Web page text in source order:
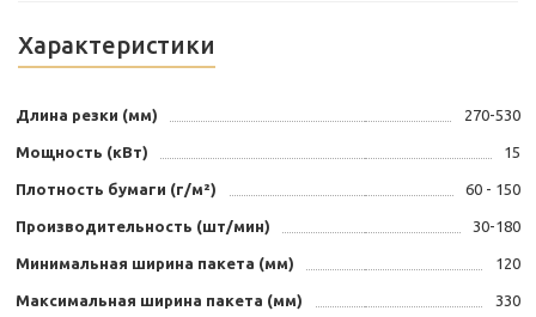
Характеристики
Длина резки (мм) 270-530
Мощность (кВт) 15
Плотность бумаги (г/м²) 60 - 150
Производительность (шт/мин) 30-180
Минимальная ширина пакета (мм) 120
Максимальная ширина пакета (мм) 330